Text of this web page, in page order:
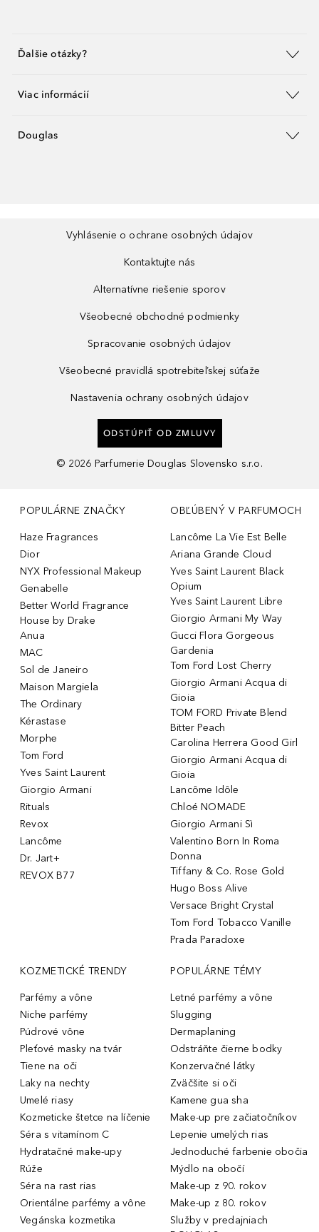
Ďalšie otázky?
Viac informácií
Douglas
Vyhlásenie o ochrane osobných údajov
Kontaktujte nás
Alternatívne riešenie sporov
Všeobecné obchodné podmienky
Spracovanie osobných údajov
Všeobecné pravidlá spotrebiteľskej súťaže
Nastavenia ochrany osobných údajov
ODSTÚPIŤ OD ZMLUVY
© 2026 Parfumerie Douglas Slovensko s.r.o.
POPULÁRNE ZNAČKY
Haze Fragrances
Dior
NYX Professional Makeup
Genabelle
Better World Fragrance
House by Drake
Anua
MAC
Sol de Janeiro
Maison Margiela
The Ordinary
Kérastase
Morphe
Tom Ford
Yves Saint Laurent
Giorgio Armani
Rituals
Revox
Lancôme
Dr. Jart+
REVOX B77
OBĽÚBENÝ V PARFUMOCH
Lancôme La Vie Est Belle
Ariana Grande Cloud
Yves Saint Laurent Black
Opium
Yves Saint Laurent Libre
Giorgio Armani My Way
Gucci Flora Gorgeous
Gardenia
Tom Ford Lost Cherry
Giorgio Armani Acqua di
Gioia
TOM FORD Private Blend
Bitter Peach
Carolina Herrera Good Girl
Giorgio Armani Acqua di
Gioia
Lancôme Idôle
Chloé NOMADE
Giorgio Armani Sì
Valentino Born In Roma
Donna
Tiffany & Co. Rose Gold
Hugo Boss Alive
Versace Bright Crystal
Tom Ford Tobacco Vanille
Prada Paradoxe
KOZMETICKÉ TRENDY
Parfémy a vône
Niche parfémy
Púdrové vône
Pleťové masky na tvár
Tiene na oči
Laky na nechty
Umelé riasy
Kozmeticke štetce na líčenie
Séra s vitamínom C
Hydratačné make-upy
Rúže
Séra na rast rias
Orientálne parfémy a vône
Vegánska kozmetika
POPULÁRNE TÉMY
Letné parfémy a vône
Slugging
Dermaplaning
Odstráňte čierne bodky
Konzervačné látky
Zväčšite si oči
Kamene gua sha
Make-up pre začiatočníkov
Lepenie umelých rias
Jednoduché farbenie obočia
Mýdlo na obočí
Make-up z 90. rokov
Make-up z 80. rokov
Služby v predajniach